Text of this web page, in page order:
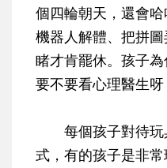
個四輪朝天，還會
機器人解體、把拼
睹才肯罷休。孩子
要不要看心理醫生呀
每個孩子對待玩
式，有的孩子是非